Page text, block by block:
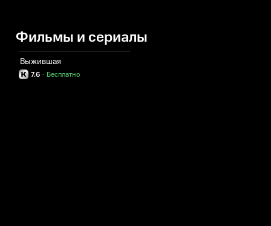
Фильмы и сериалы
Выжившая
7.6 Бесплатно
·